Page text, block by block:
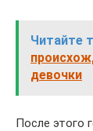
Читайте
девочки
После этого